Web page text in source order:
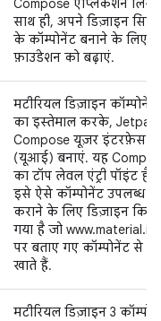
Compose ऐप्लिकेशन लिखें.
साथ ही, अपने डिज़ाइन
के कॉम्पोनेंट बनाने के लिए,
फ़ाउंडेशन को बढ़ाएं.
मटीरियल डिज़ाइन कॉम्पोनेंट
का इस्तेमाल करके,
Compose यूज़र इंटरफ़ेस
(यूआई) बनाएं. यह
का टॉप लेवल एंट्री पॉइंट है.
इसे ऐसे कॉम्पोनेंट उपलब्ध
कराने के लिए डिज़ाइन किया
गया है जो www.material.io
पर बताए गए कॉम्पोनेंट से
खाते हैं.
मटीरियल डिज़ाइन 3